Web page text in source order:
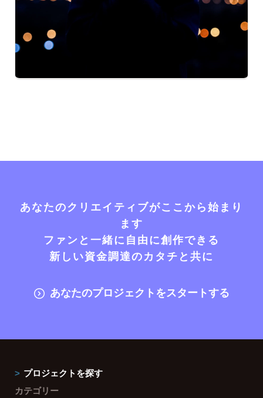
あなたのクリエイティブがここから始まり
ます
ファンと一緒に自由に創作できる
新しい資金調達のカタチと共に
あなたのプロジェクトをスタートする
プロジェクトを探す
カテゴリー